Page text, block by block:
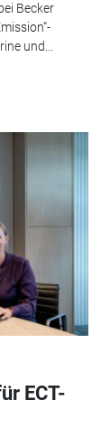
Becker
und...
ECT-